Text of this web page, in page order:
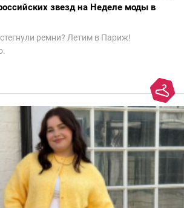
звезд на Неделе моды в
ремни? Летим в Париж!